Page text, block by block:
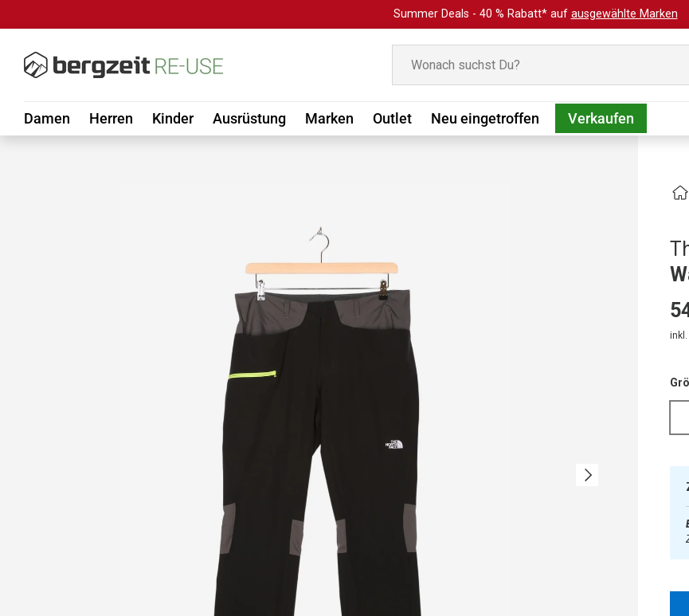
Summer Deals - 40 % Rabatt* auf ausgewählte Marken
Damen Herren Kinder Ausrüstung Marken Outlet Neu eingetroffen Verkaufen
Nächste